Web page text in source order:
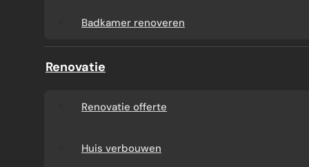
Badkamer renoveren
Renovatie
Renovatie offerte
Huis verbouwen